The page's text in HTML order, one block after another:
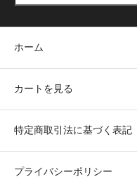
ホーム
カートを見る
特定商取引法に基づく表記
プライバシーポリシー